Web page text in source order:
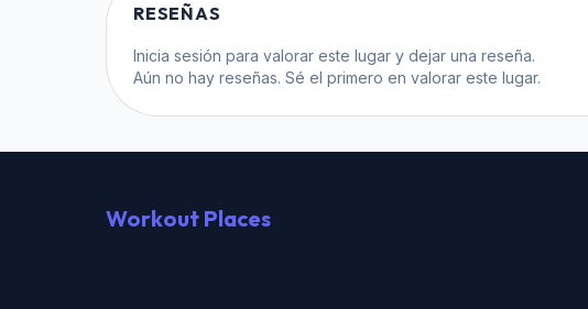
RESEÑAS
Inicia sesión para valorar este lugar y dejar una reseña.
Aún no hay reseñas. Sé el primero en valorar este lugar.
Workout Places